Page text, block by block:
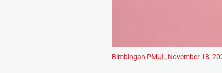
Bimbingan PMUI , November 18,